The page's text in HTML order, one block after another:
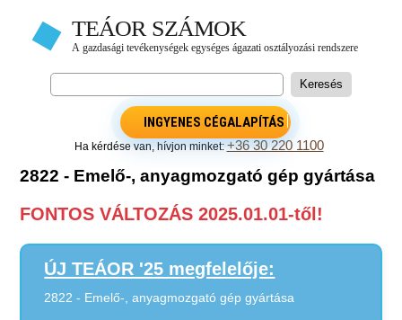
INGYENES CÉGALAPÍTÁS
Ha kérdése van, hívjon minket:+36 30 220 1100
2822 - Emelő-, anyagmozgató gép gyártása
FONTOS VÁLTOZÁS 2025.01.01-től!
ÚJ TEÁOR '25 megfelelője:
2822 - Emelő-, anyagmozgató gép gyártása